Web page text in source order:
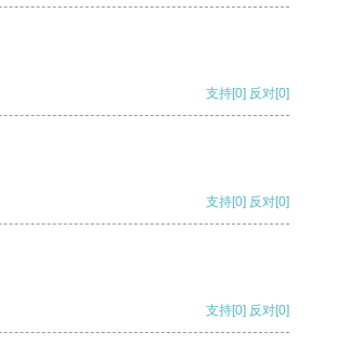
支持[0] 反对[0]
支持[0] 反对[0]
支持[0] 反对[0]